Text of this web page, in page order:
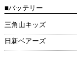
■バッテリー
三角山キッズ
日新ベアーズ